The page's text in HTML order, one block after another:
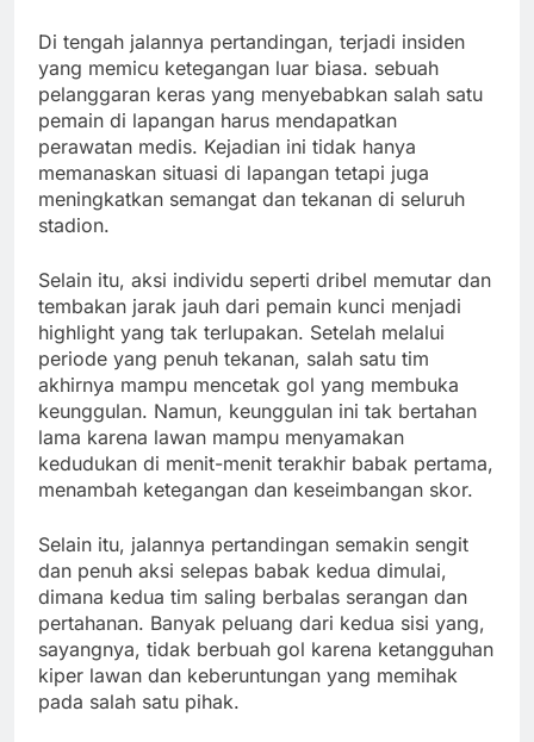
Di tengah jalannya pertandingan, terjadi insiden
yang memicu ketegangan luar biasa. sebuah
pelanggaran keras yang menyebabkan salah satu
pemain di lapangan harus mendapatkan
perawatan medis. Kejadian ini tidak hanya
memanaskan situasi di lapangan tetapi juga
meningkatkan semangat dan tekanan di seluruh
stadion.
Selain itu, aksi individu seperti dribel memutar dan
tembakan jarak jauh dari pemain kunci menjadi
highlight yang tak terlupakan. Setelah melalui
periode yang penuh tekanan, salah satu tim
akhirnya mampu mencetak gol yang membuka
keunggulan. Namun, keunggulan ini tak bertahan
lama karena lawan mampu menyamakan
kedudukan di menit-menit terakhir babak pertama,
menambah ketegangan dan keseimbangan skor.
Selain itu, jalannya pertandingan semakin sengit
dan penuh aksi selepas babak kedua dimulai,
dimana kedua tim saling berbalas serangan dan
pertahanan. Banyak peluang dari kedua sisi yang,
sayangnya, tidak berbuah gol karena ketangguhan
kiper lawan dan keberuntungan yang memihak
pada salah satu pihak.